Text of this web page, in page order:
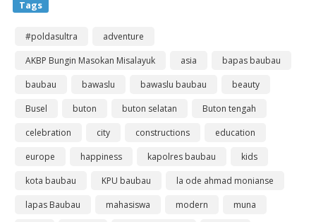
Tags
#poldasultra
adventure
AKBP Bungin Masokan Misalayuk
asia
bapas baubau
baubau
bawaslu bawaslu baubau
beauty
Busel
buton buton selatan
Buton tengah
celebration
city constructions
education
europe
happiness kapolres baubau
kids
kota baubau
KPU baubau
la ode ahmad monianse
lapas Baubau
mahasiswa modern
muna